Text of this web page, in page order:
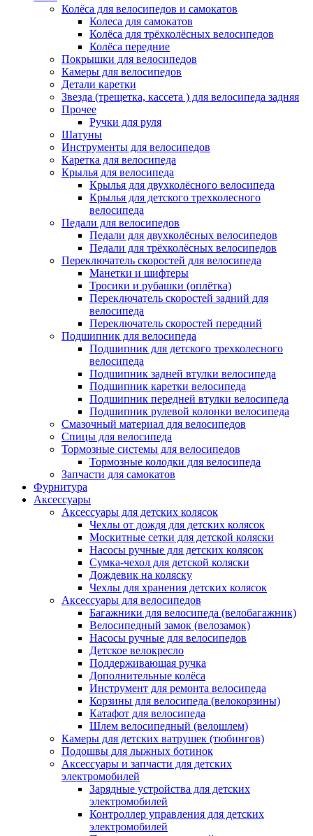
Колёса для велосипедов и самокатов
Колеса для самокатов
Колёса для трёхколёсных велосипедов
Колёса передние
Покрышки для велосипедов
Камеры для велосипедов
Детали каретки
Звезда (трещетка, кассета ) для велосипеда задняя
Прочее
Ручки для руля
Шатуны
Инструменты для велосипедов
Каретка для велосипеда
Крылья для велосипеда
Крылья для двухколёсного велосипеда
Крылья для детского трехколесного
велосипеда
Педали для велосипедов
Педали для двухколёсных велосипедов
Педали для трёхколёсных велосипедов
Переключатель скоростей для велосипеда
Манетки и шифтеры
Тросики и рубашки (оплётка)
Переключатель скоростей задний для
велосипеда
Переключатель скоростей передний
Подшипник для велосипеда
Подшипник для детского трехколесного
велосипеда
Подшипник задней втулки велосипеда
Подшипник каретки велосипеда
Подшипник передней втулки велосипеда
Подшипник рулевой колонки велосипеда
Смазочный материал для велосипедов
Спицы для велосипеда
Тормозные системы для велосипедов
Тормозные колодки для велосипеда
Запчасти для самокатов
Фурнитура
Аксессуары
Аксессуары для детских колясок
Чехлы от дождя для детских колясок
Москитные сетки для детской коляски
Насосы ручные для детских колясок
Сумка-чехол для детской коляски
Дождевик на коляску
Чехлы для хранения детских колясок
Аксессуары для велосипедов
Багажники для велосипеда (велобагажник)
Велосипедный замок (велозамок)
Насосы ручные для велосипедов
Детское велокресло
Поддерживающая ручка
Дополнительные колёса
Инструмент для ремонта велосипеда
Корзины для велосипеда (велокорзины)
Катафот для велосипеда
Шлем велосипедный (велошлем)
Камеры для детских ватрушек (тюбингов)
Подошвы для лыжных ботинок
Аксессуары и запчасти для детских
электромобилей
Зарядные устройства для детских
электромобилей
Контроллер управления для детских
электромобилей